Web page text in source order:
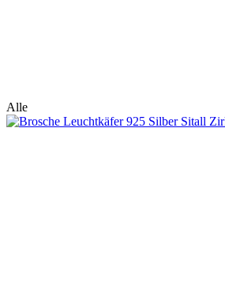
Alle